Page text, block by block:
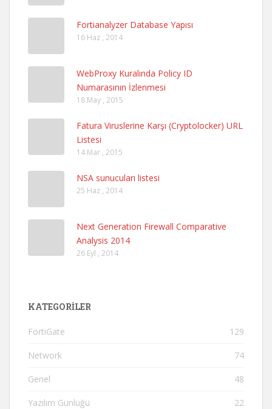
Fortianalyzer Database Yapısı
16 Haz , 2014
WebProxy Kuralında Policy ID
Numarasının İzlenmesi
18 May , 2015
Fatura Viruslerine Karşı (Cryptolocker) URL
Listesi
14 Mar , 2015
NSA sunucuları listesi
25 Haz , 2014
Next Generation Firewall Comparative
Analysis 2014
26 Eyl , 2014
KATEGORILER
FortiGate 129
Network 74
Genel 48
Yazılım Günlüğü 22